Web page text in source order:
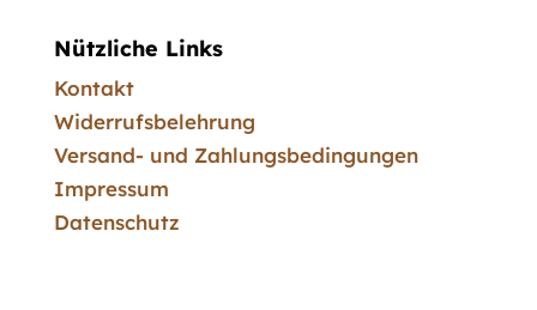
Nützliche Links
Kontakt
Widerrufsbelehrung
Versand- und Zahlungsbedingungen
Impressum
Datenschutz